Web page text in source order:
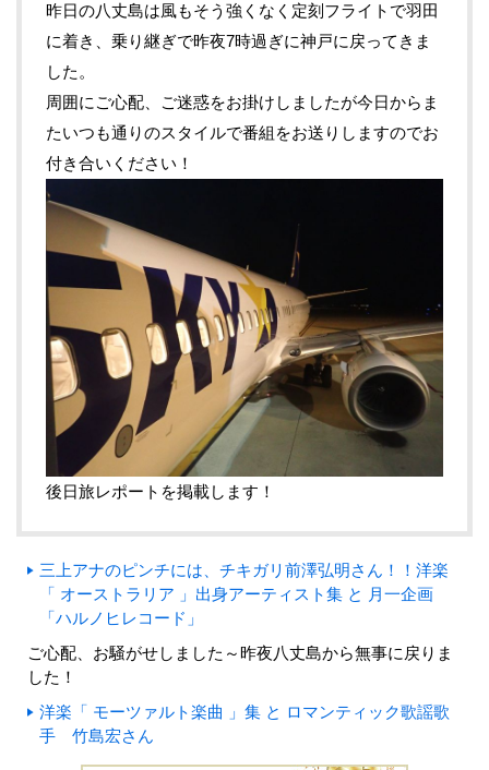
昨日の八丈島は風もそう強くなく定刻フライトで羽田
に着き、乗り継ぎで昨夜7時過ぎに神戸に戻ってきま
した。
周囲にご心配、ご迷惑をお掛けしましたが今日からま
たいつも通りのスタイルで番組をお送りしますのでお
付き合いください！
後日旅レポートを掲載します！
三上アナのピンチには、チキガリ前澤弘明さん！！洋楽
「 オーストラリア 」出身アーティスト集 と 月一企画
「ハルノヒレコード」
ご心配、お騒がせしました～昨夜八丈島から無事に戻りま
した！
洋楽「 モーツァルト楽曲 」集 と ロマンティック歌謡歌
手 竹島宏さん